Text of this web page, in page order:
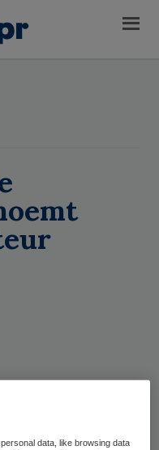
als nieuwe
Eurocross
data, like browsing data